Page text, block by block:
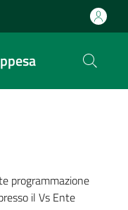
programmazione
il Vs Ente